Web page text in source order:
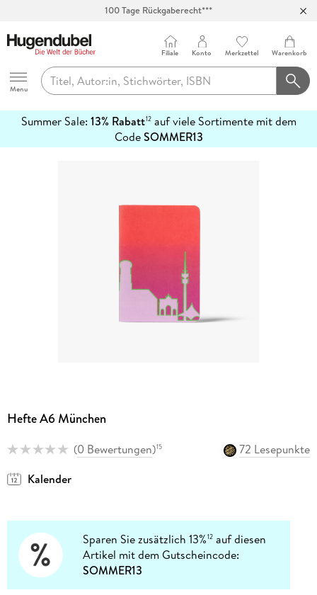
100 Tage Rückgaberecht***
Hugendubel
Menu
Filiale Konto Merkzettel Warenkorb
Summer Sale: 13% Rabatt12auf viele Sortimente mit dem
CodeSOMMER13
erfahren
Hefte A6 München
(0 Bewertungen)15
72 Lesepunkte
Kalender
Sparen Sie zusätzlich 13%12 auf diesen
Artikel mit dem Gutscheincode:
SOMMER13